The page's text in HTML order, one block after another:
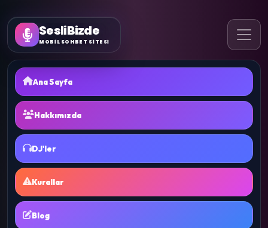
SesliBizde
MOBİL SOHBET SİTESİ
Ana Sayfa
Hakkımızda
DJ'ler
Kurallar
Blog